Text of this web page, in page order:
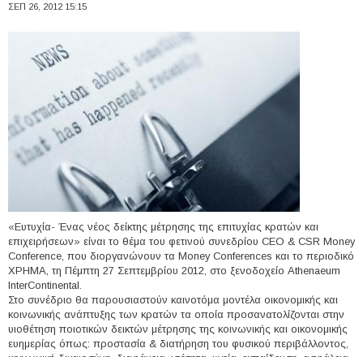
ΣΕΠ 26, 2012 15:15
«Ευτυχία- Ένας νέος δείκτης μέτρησης της επιτυχίας κρατών και
επιχειρήσεων» είναι το θέμα του φετινού συνεδρίου CEO & CSR Money
Conference, που διοργανώνουν τα Money Conferences και το περιοδικό
ΧΡΗΜΑ, τη Πέμπτη 27 Σεπτεμβρίου 2012, στο ξενοδοχείο Athenaeum
InterContinental.
Στο συνέδριο θα παρουσιαστούν καινοτόμα μοντέλα οικονομικής και
κοινωνικής ανάπτυξης των κρατών τα οποία προσανατολίζονται στην
υιοθέτηση ποιοτικών δεικτών μέτρησης της κοινωνικής και οικονομικής
ευημερίας όπως: προστασία & διατήρηση του φυσικού περιβάλλοντος,